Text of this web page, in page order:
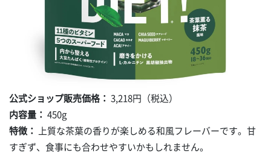
公式ショップ販売価格： 3,218円（税込）
内容量： 450g
特徴： 上質な茶葉の香りが楽しめる和風フレーバーです。甘
すぎず、食事にも合わせやすいかもしれません。